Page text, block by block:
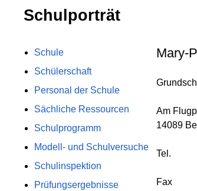
Schulporträt
Schule
Schülerschaft
Personal der Schule
Sächliche Ressourcen
Schulprogramm
Modell- und Schulversuche
Schulinspektion
Prüfungsergebnisse
Mary-
Am
14089
Tel.
Fax